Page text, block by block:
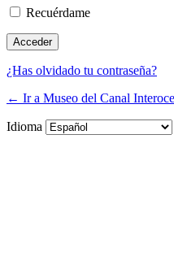
Recuérdame
¿Has olvidado tu contraseña?
← Ir a Museo del Canal
Idioma